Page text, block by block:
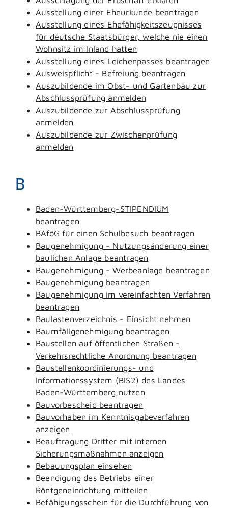
Ausstellung einer Eheurkunde beantragen
Ausstellung eines Ehefähigkeitszeugnisses
für deutsche Staatsbürger, welche nie einen
Wohnsitz im Inland hatten
Ausstellung eines Leichenpasses beantragen
Ausweispflicht - Befreiung beantragen
Auszubildende im Obst- und Gartenbau zur
Abschlussprüfung anmelden
Auszubildende zur Abschlussprüfung
anmelden
Auszubildende zur Zwischenprüfung
anmelden
B
Baden-Württemberg-STIPENDIUM
beantragen
BAföG für einen Schulbesuch beantragen
Baugenehmigung - Nutzungsänderung einer
baulichen Anlage beantragen
Baugenehmigung - Werbeanlage beantragen
Baugenehmigung beantragen
Baugenehmigung im vereinfachten Verfahren
beantragen
Baulastenverzeichnis - Einsicht nehmen
Baumfällgenehmigung beantragen
Baustellen auf öffentlichen Straßen -
Verkehrsrechtliche Anordnung beantragen
Baustellenkoordinierungs- und
Informationssystem (BIS2) des Landes
Baden-Württemberg nutzen
Bauvorbescheid beantragen
Bauvorhaben im Kenntnisgabeverfahren
anzeigen
Beauftragung Dritter mit internen
Sicherungsmaßnahmen anzeigen
Bebauungsplan einsehen
Beendigung des Betriebs einer
Röntgeneinrichtung mitteilen
Befähigungsschein für die Durchführung von